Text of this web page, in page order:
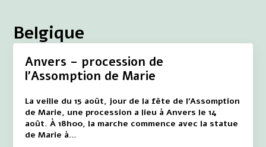
Belgique
Anvers – procession de
l'Assomption de Marie
La veille du 15 août, jour de la fête de l'Assomption
de Marie, une procession a lieu à Anvers le 14
août. À 18h00, la marche commence avec la statue
de Marie à…